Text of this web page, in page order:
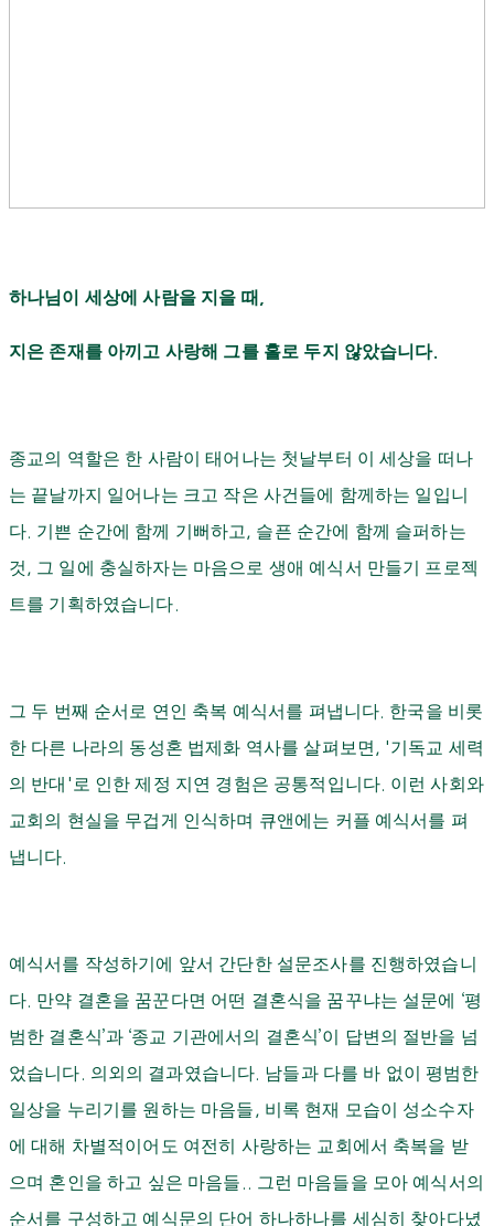
하나님이 세상에 사람을 지을 때
지은 존재를 아끼고 사랑해 그를 홀로 두지 않았습니다.
종교의 역할은 한 사람이 태어나는 첫날부터 이 세상을 떠나
는 끝날까지 일어나는 크고 작은 사건들에 함께하는 일입니
다 기쁜 순간에 함께 기뻐하고
슬픈 순간에 함께 슬퍼하는
것
그 일에 충실하자는 마음으로 생애 예식서 만들기 프로젝
트를 기획하였습니다
그 두 번째 순서로 연인 축복 예식서를 펴냅니다 한국을 비롯
한 다른 나라의 동성혼 법제화 역사를 살펴보면
, '기독교 세력
의 반대 ' 로 인한 제정 지연 경험은 공통적입니다 이런 사회와
교회의 현실을 무겁게 인식하며 큐앤에는 커플 예식서를 펴
냅니다
예식서를 작성하기에 앞서 간단한 설문조사를 진행하였습니
다 만약 결혼을 꿈꾼다면 어떤 결혼식을 꿈꾸냐는 설문에 ‘평
범한 결혼식’과 ‘종교 기관에서의 결혼식’이 답변의 절반을 넘
었습니다
의외의 결과였습니다 남들과 다를 바 없이 평범한
일상을 누리기를 원하는 마음들
비록 현재 모습이 성소수자
에 대해 차별적이어도 여전히 사랑하는 교회에서 축복을 받
으며 혼인을 하고 싶은 마음들
그런 마음들을 모아 예식서의
순서를 구성하고 예식문의 단어 하나하나를 세심히 찾아다녔